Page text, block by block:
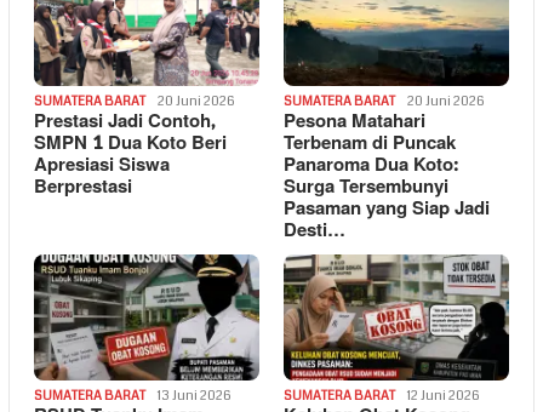
SUMATERA BARAT 20 Juni 2026
Prestasi Jadi Contoh,
SMPN 1 Dua Koto Beri
Apresiasi Siswa
Berprestasi
SUMATERA BARAT 20 Juni 2026
Pesona Matahari
Terbenam di Puncak
Panaroma Dua Koto:
Surga Tersembunyi
Pasaman yang Siap Jadi
Desti…
SUMATERA BARAT 13 Juni 2026 SUMATERA BARAT 12 Juni 2026